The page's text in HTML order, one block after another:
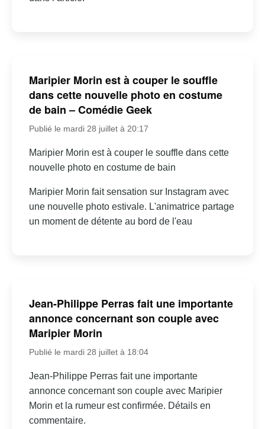
Maripier Morin est à couper le souffle
dans cette nouvelle photo en costume
de bain – Comédie Geek
Publié le mardi 28 juillet à 20:17
Maripier Morin est à couper le souffle dans cette
nouvelle photo en costume de bain
Maripier Morin fait sensation sur Instagram avec
une nouvelle photo estivale. L'animatrice partage
un moment de détente au bord de l'eau
Jean-Philippe Perras fait une importante
annonce concernant son couple avec
Maripier Morin
Publié le mardi 28 juillet à 18:04
Jean-Philippe Perras fait une importante
annonce concernant son couple avec Maripier
Morin et la rumeur est confirmée. Détails en
commentaire.